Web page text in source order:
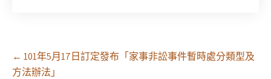
Post
navigation
← 101年5月17日訂定發布「家事非訟事件暫時處分類型及
方法辦法」